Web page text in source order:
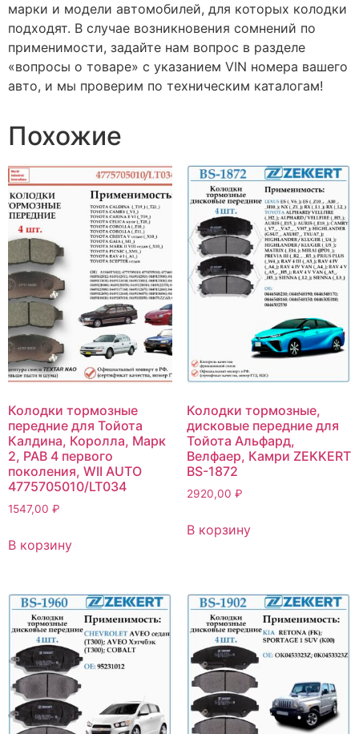
марки и модели автомобилей, для которых колодки
подходят. В случае возникновения сомнений по
применимости, задайте нам вопрос в разделе
«вопросы о товаре» с указанием VIN номера вашего
авто, и мы проверим по техническим каталогам!
Похожие
Колодки тормозные
передние для Тойота
Калдина, Королла, Марк
2, РАВ 4 первого
поколения, WII AUTO
4775705010/LT034
1547,00 ₽
В корзину
Колодки тормозные,
дисковые передние для
Тойота Альфард,
Велфаер, Камри ZEKKERT
BS-1872
2920,00 ₽
В корзину